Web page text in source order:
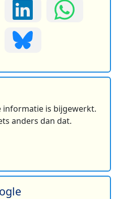
informatie is bijgewerkt.
anders dan dat.